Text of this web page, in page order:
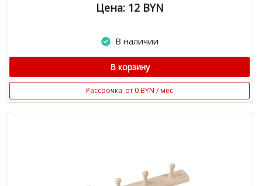
Цена: 12 BYN
В наличии
В корзину
Рассрочка от 0 BYN / мес